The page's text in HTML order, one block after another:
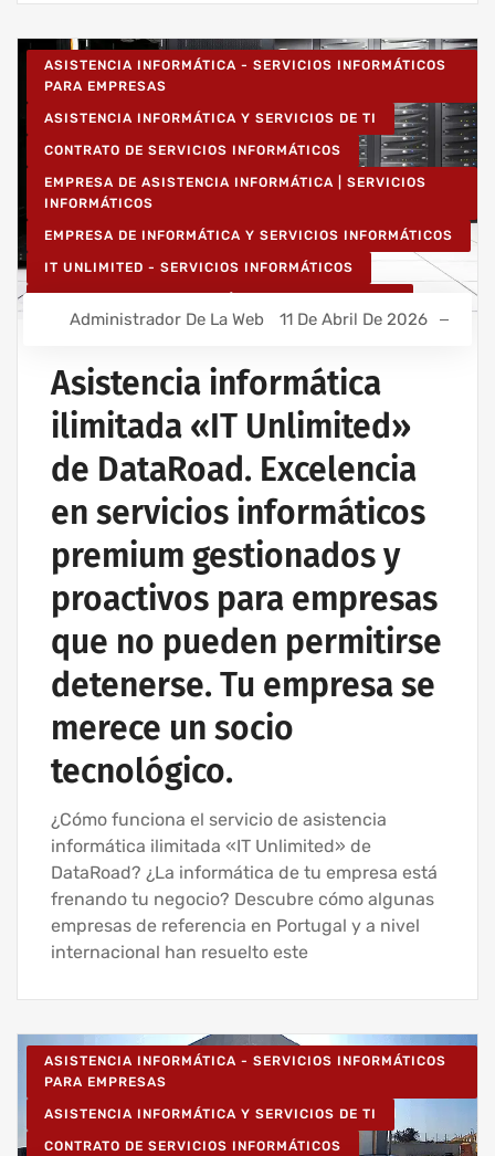
ASISTENCIA INFORMÁTICA - SERVICIOS INFORMÁTICOS
PARA EMPRESAS
ASISTENCIA INFORMÁTICA Y SERVICIOS DE TI
CONTRATO DE SERVICIOS INFORMÁTICOS
EMPRESA DE ASISTENCIA INFORMÁTICA | SERVICIOS
INFORMÁTICOS
EMPRESA DE INFORMÁTICA Y SERVICIOS INFORMÁTICOS
IT UNLIMITED - SERVICIOS INFORMÁTICOS
RED INFORMÁTICA ESTRUCTURADA
SERVICIOS INFORMÁTICOS Y ASISTENCIA INFORMÁTICA
Administrador De La Web 11 De Abril De 2026
Asistencia informática
ilimitada «IT Unlimited»
de DataRoad. Excelencia
en servicios informáticos
premium gestionados y
proactivos para empresas
que no pueden permitirse
detenerse. Tu empresa se
merece un socio
tecnológico.
¿Cómo funciona el servicio de asistencia
informática ilimitada «IT Unlimited» de
DataRoad? ¿La informática de tu empresa está
frenando tu negocio? Descubre cómo algunas
empresas de referencia en Portugal y a nivel
internacional han resuelto este
ASISTENCIA INFORMÁTICA - SERVICIOS INFORMÁTICOS
PARA EMPRESAS
ASISTENCIA INFORMÁTICA Y SERVICIOS DE TI
CONTRATO DE SERVICIOS INFORMÁTICOS